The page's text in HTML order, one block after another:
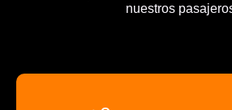
nuestros